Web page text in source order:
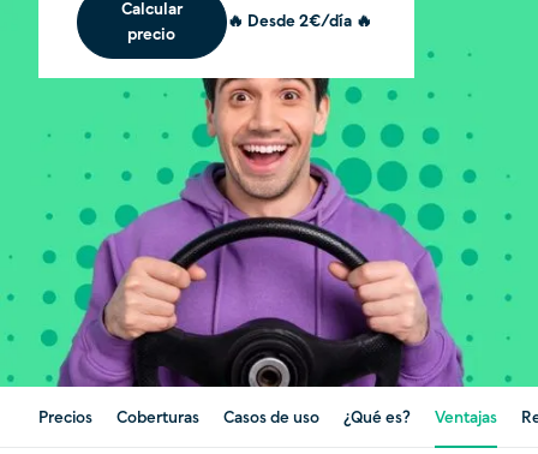
Calcular
precio
🔥 Desde 2€/día 🔥
Precios Coberturas Casos de uso ¿Qué es? Ventajas